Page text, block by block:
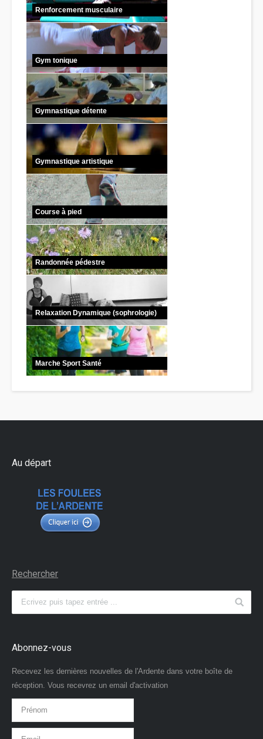
Renforcement musculaire
Gym tonique
Gymnastique détente
Gymnastique artistique
Course à pied
Randonnée pédestre
Relaxation Dynamique (sophrologie)
Marche Sport Santé
Au départ
Rechercher
Abonnez-vous
Recevez les dernières nouvelles de l'Ardente dans votre boîte de
réception. Vous recevrez un email d'activation